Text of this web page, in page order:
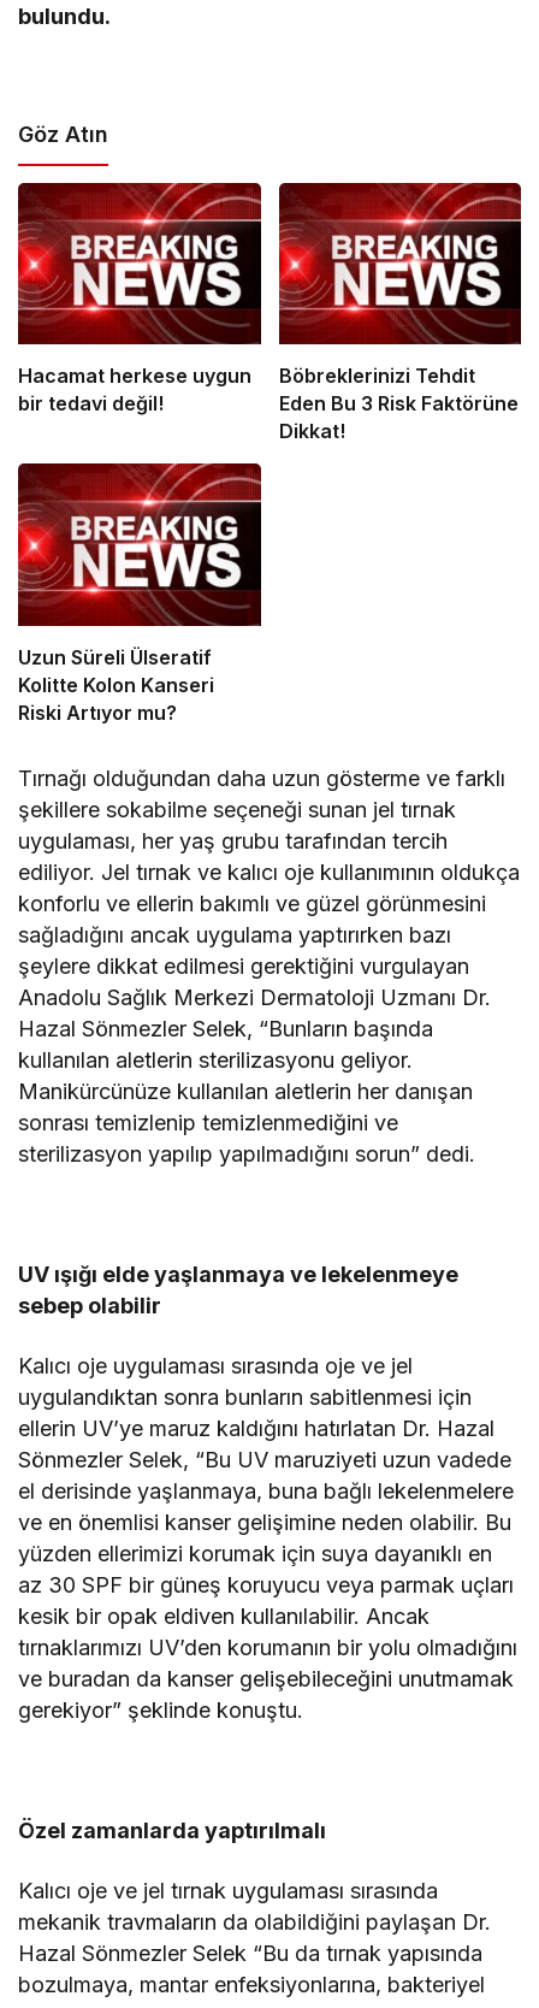
bulundu.
Göz Atın
Hacamat herkese uygun
bir tedavi değil!
Böbreklerinizi Tehdit
Eden Bu 3 Risk Faktörüne
Dikkat!
Uzun Süreli Ülseratif
Kolitte Kolon Kanseri
Riski Artıyor mu?
Tırnağı olduğundan daha uzun gösterme ve farklı
şekillere sokabilme seçeneği sunan jel tırnak
uygulaması, her yaş grubu tarafından tercih
ediliyor. Jel tırnak ve kalıcı oje kullanımının oldukça
konforlu ve ellerin bakımlı ve güzel görünmesini
sağladığını ancak uygulama yaptırırken bazı
şeylere dikkat edilmesi gerektiğini vurgulayan
Anadolu Sağlık Merkezi Dermatoloji Uzmanı Dr.
Hazal Sönmezler Selek, “Bunların başında
kullanılan aletlerin sterilizasyonu geliyor.
Manikürcünüze kullanılan aletlerin her danışan
sonrası temizlenip temizlenmediğini ve
sterilizasyon yapılıp yapılmadığını sorun” dedi.
UV ışığı elde yaşlanmaya ve lekelenmeye
sebep olabilir
Kalıcı oje uygulaması sırasında oje ve jel
uygulandıktan sonra bunların sabitlenmesi için
ellerin UV’ye maruz kaldığını hatırlatan Dr. Hazal
Sönmezler Selek, “Bu UV maruziyeti uzun vadede
el derisinde yaşlanmaya, buna bağlı lekelenmelere
ve en önemlisi kanser gelişimine neden olabilir. Bu
yüzden ellerimizi korumak için suya dayanıklı en
az 30 SPF bir güneş koruyucu veya parmak uçları
kesik bir opak eldiven kullanılabilir. Ancak
tırnaklarımızı UV’den korumanın bir yolu olmadığını
ve buradan da kanser gelişebileceğini unutmamak
gerekiyor” şeklinde konuştu.
Özel zamanlarda yaptırılmalı
Kalıcı oje ve jel tırnak uygulaması sırasında
mekanik travmaların da olabildiğini paylaşan Dr.
Hazal Sönmezler Selek “Bu da tırnak yapısında
bozulmaya, mantar enfeksiyonlarına, bakteriyel